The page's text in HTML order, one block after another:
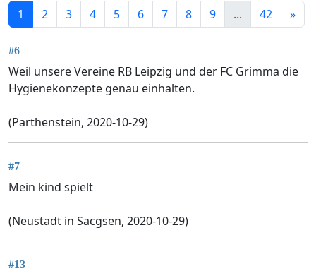
1 2 3 4 5 6 7 8 9 ... 42 »
#6
Weil unsere Vereine RB Leipzig und der FC Grimma die
Hygienekonzepte genau einhalten.
(Parthenstein, 2020-10-29)
#7
Mein kind spielt
(Neustadt in Sacgsen, 2020-10-29)
#13